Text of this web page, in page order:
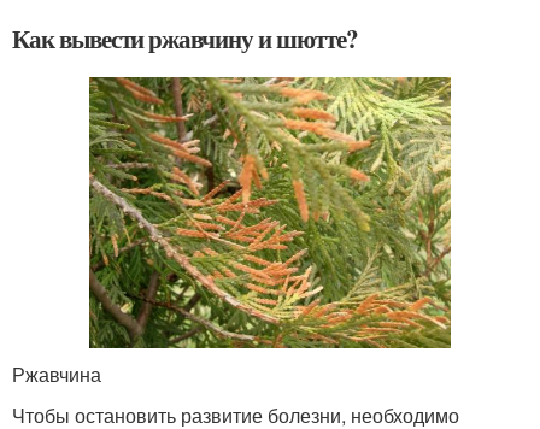
Как вывести ржавчину и шютте?
Ржавчина
Чтобы остановить развитие болезни, необходимо